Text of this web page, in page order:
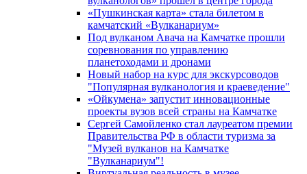
«Пушкинская карта» стала билетом в
камчатский «Вулканариум»
Под вулканом Авача на Камчатке прошли
соревнования по управлению
планетоходами и дронами
Новый набор на курс для экскурсоводов
"Популярная вулканология и краеведение"
«Ойкумена» запустит инновационные
проекты вузов всей страны на Камчатке
Сергей Самойленко стал лауреатом премии
Правительства РФ в области туризма за
"Музей вулканов на Камчатке
"Вулканариум"!